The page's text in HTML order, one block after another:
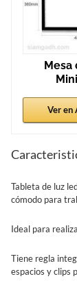
Mesa
Ver en
Tableta de luz
cómodo para
Ideal para
Tiene regla
espacios y clips